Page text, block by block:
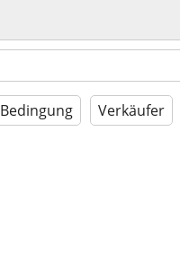
Bedingung Verkäufer